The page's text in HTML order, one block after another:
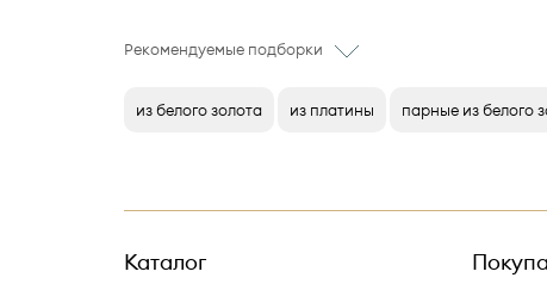
Рекомендуемые подборки
из белого золота из платины парные из белого
Каталог